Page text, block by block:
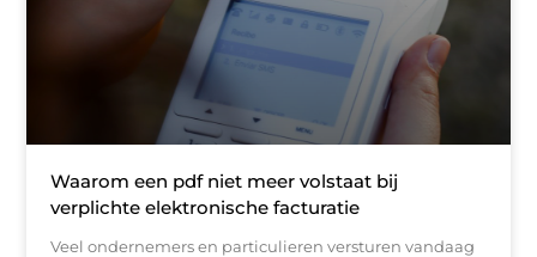
Waarom een pdf niet meer volstaat bij
verplichte elektronische facturatie
Veel ondernemers en particulieren versturen vandaag